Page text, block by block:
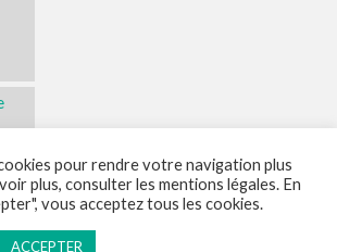
site Mentions légales Politique de Confidentialité
pour rendre votre navigation plus
plus, consulter les mentions légales. En
vous acceptez tous les cookies.
ACCEPTER